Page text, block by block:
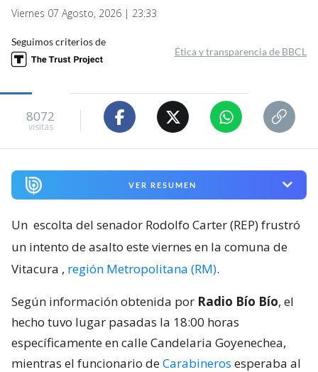
Viernes 07 Agosto, 2026 | 23:33
Seguimos criterios de
Ética y transparencia de BBCL
8072
visitas
VER RESUMEN
Un escolta del senador Rodolfo Carter (REP) frustró
un intento de asalto este viernes en la comuna de
Vitacura , región Metropolitana (RM).
Según información obtenida por Radio Bío Bío, el
hecho tuvo lugar pasadas la 18:00 horas
específicamente en calle Candelaria Goyenechea,
mientras el funcionario deCarabineros esperaba al